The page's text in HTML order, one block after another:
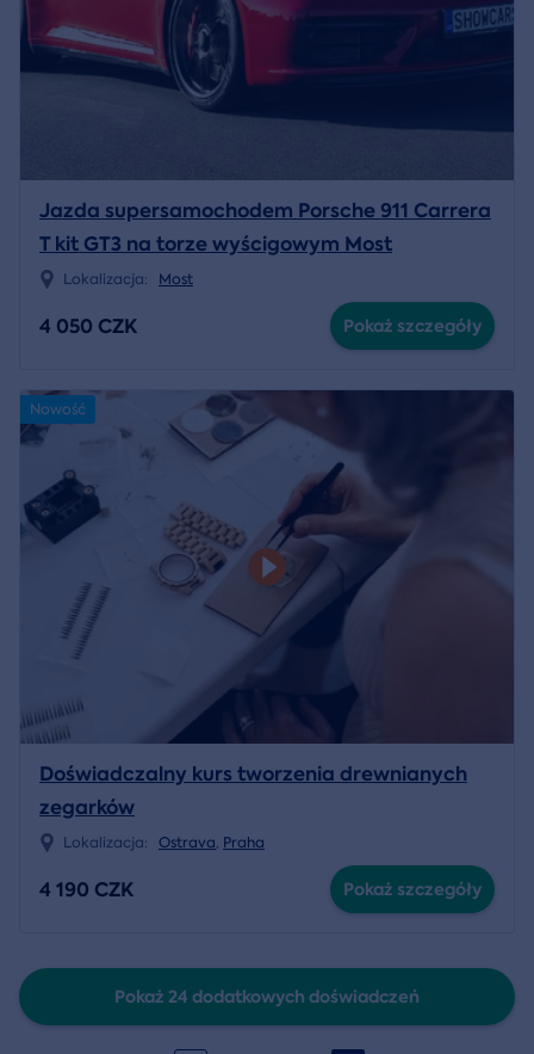
Jazda supersamochodem Porsche 911 Carrera
T kit GT3 na torze wyścigowym Most
Lokalizacja: Most
4 050 CZK Pokaż szczegóły
Nowość
Doświadczalny kurs tworzenia drewnianych
zegarków
Lokalizacja: Ostrava, Praha
4 190 CZK Pokaż szczegóły
Pokaż 24 dodatkowych doświadczeń